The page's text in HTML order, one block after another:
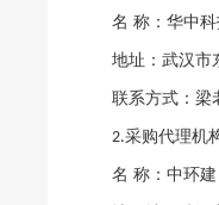
名 称：华
地址：武汉市
联系方式：梁
2.采购代理机
名 称：中